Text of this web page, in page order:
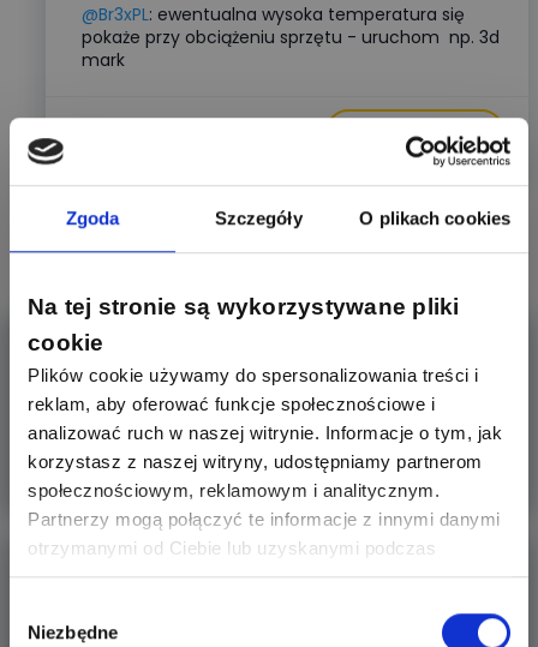
Zgoda Szczegóły O plikach cookies
Na tej stronie są wykorzystywane pliki
cookie
Plików cookie używamy do spersonalizowania treści i
reklam, aby oferować funkcje społecznościowe i
analizować ruch w naszej witrynie. Informacje o tym, jak
korzystasz z naszej witryny, udostępniamy partnerom
społecznościowym, reklamowym i analitycznym.
Partnerzy mogą połączyć te informacje z innymi danymi
otrzymanymi od Ciebie lub uzyskanymi podczas
korzystania z ich usług. Dzięki Twojej zgodzie możemy
preferencji.
zgody
Niezbędne
@Br3xPL: ewentualna wysoka temperatura się
pokaże przy obciążeniu sprzętu - uruchom np. 3d
mark
Odpowiedz
Czytaj także:
Domowy magazyn energii
Kolega mój wymyślił sobie domowy magazyn energii.
Stwierdził, że na
Dzwonek domowy
Dzień dobry być może dla wielu będzie to banalne pytanie